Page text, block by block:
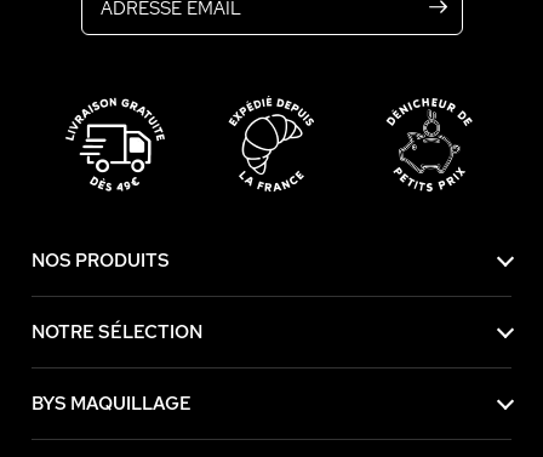
NOS PRODUITS
NOTRE SÉLECTION
BYS MAQUILLAGE